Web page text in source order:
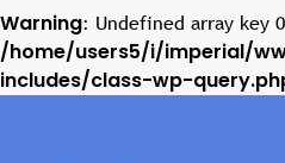
Warning: Undefined array key
/home/users5/i/imperial/
includes/class-wp-